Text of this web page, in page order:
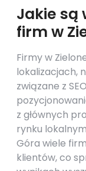
Jakie są
firm w
Firmy w
lokalizacjach,
związane z
z głównych
rynku
Góra wiele
klientów, co